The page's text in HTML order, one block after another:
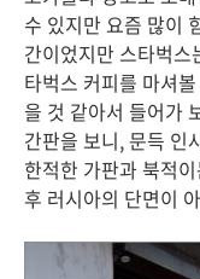
수 있지만 요즘 많이
간이었지만 스타벅
타벅스 커피를 마셔
을 것 같아서 들어가
간판을 보니, 문득 인
한적한 가판과 북적
후 러시아의 단면이